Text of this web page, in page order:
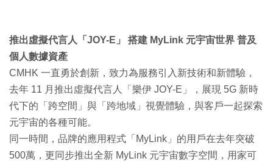
推出虛擬代言人「JOY-E」 搭建 MyLink 元宇宙世界 普及
個人數據資產
CMHK 一直勇於創新，致力為服務引入新技術和新體驗，
去年 11 月推出虛擬代言人「樂伊 JOY-E」，展現 5G 新時
代下的「跨空間」與「跨地域」視覺體驗，與客戶一起探索
元宇宙的各種可能。
同一時間，品牌的應用程式「MyLink」的用戶在去年突破
500萬，更同步推出全新 MyLink 元宇宙數字空間，用家可